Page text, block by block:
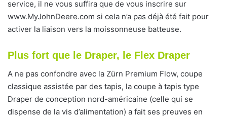
service, il ne vous suffira que de vous inscrire sur
www.MyJohnDeere.com si cela n’a pas déjà été fait pour
activer la liaison vers la moissonneuse batteuse.
Plus fort que le Draper, le Flex Draper
A ne pas confondre avec la Zürn Premium Flow, coupe
classique assistée par des tapis, la coupe à tapis type
Draper de conception nord-américaine (celle qui se
dispense de la vis d’alimentation) a fait ses preuves en